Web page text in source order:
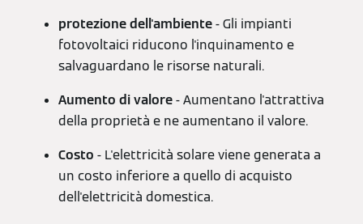
protezione dell'ambiente- Gli impianti
fotovoltaici riducono l'inquinamento e
salvaguardano le risorse naturali.
Aumento di valore- Aumentano l'attrattiva
della proprietà e ne aumentano il valore.
Costo - L'elettricità solare viene generata a
un costo inferiore a quello di acquisto
dell'elettricità domestica.